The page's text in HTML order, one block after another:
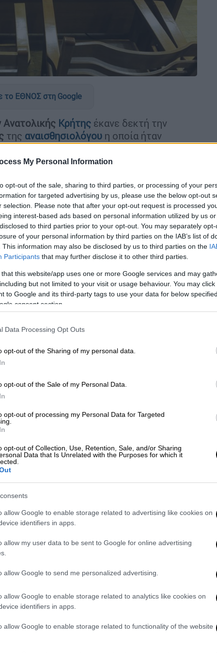
My Personal Information
opt-out of the sale, sharing to third parties, or processing of your
for targeted advertising by us, please use the below opt-out
selection. Please note that after your opt-out request is processed
interest-based ads based on personal information utilized by us
to third parties prior to your opt-out. You may separately
of your personal information by third parties on the IAB’s list of
This information may also be disclosed by us to third parties on the
Participants that may further disclose it to other third parties.
that this website/app uses one or more Google services and may
but not limited to your visit or usage behaviour. You may
to Google and its third-party tags to use your data for below
consent section.
Data Processing Opt Outs
opt-out of the Sharing of my personal data.
opt-out of the Sale of my Personal Data.
opt-out of processing my Personal Data for Targeted
opt-out of Collection, Use, Retention, Sale, and/or Sharing
Data that Is Unrelated with the Purposes for which it
allow Google to enable storage related to advertising like cookies on
identifiers in apps.
allow my user data to be sent to Google for online advertising
allow Google to send me personalized advertising.
allow Google to enable storage related to analytics like cookies on
identifiers in apps.
allow Google to enable storage related to functionality of the website
το ΕΘΝΟΣ στη Google
Κρήτης έκανε δεκτή την
της αναισθησιολόγου η οποία ήταν
Νοσοκομείο Ηρακλείου Κρήτης.
Κοριτσάκι 16 μηνών κακοποιήθηκε
η μητέρα του κοριτσιού
φτερό κάνουν οι Αρχές τα γραφεία
στο στόχαστρο των ερευνών
κατηγορία της ανθρωποκτονίας από
δικαστήριο, που έγινε περισσότερα
μετά από μια δίκη που διήρκεσε σχεδόν
εισαγγελέας με αποτέλεσμα την
της υπόθεσης,
, μετά την
ένσταση απαράδεκτου
με συνέπεια την ισχύ της πρωτόδικης
μη τήρηση του ισχύοντος
του παιδιού και της
που αυτό παρουσίασε, με
και βραδυκαρδία, μετά την
στην οποία είχε υποβληθεί.
στο παιδί υψηλότερες δόσεις
τις συνιστώμενες, κατά το κλητήριο
ότι ο τρόπος χορήγησής τους, δεν έγινε
πρακτική και τους ισχύοντες
εφάπαξ δόση 200 mgr αδρεναλίνη,